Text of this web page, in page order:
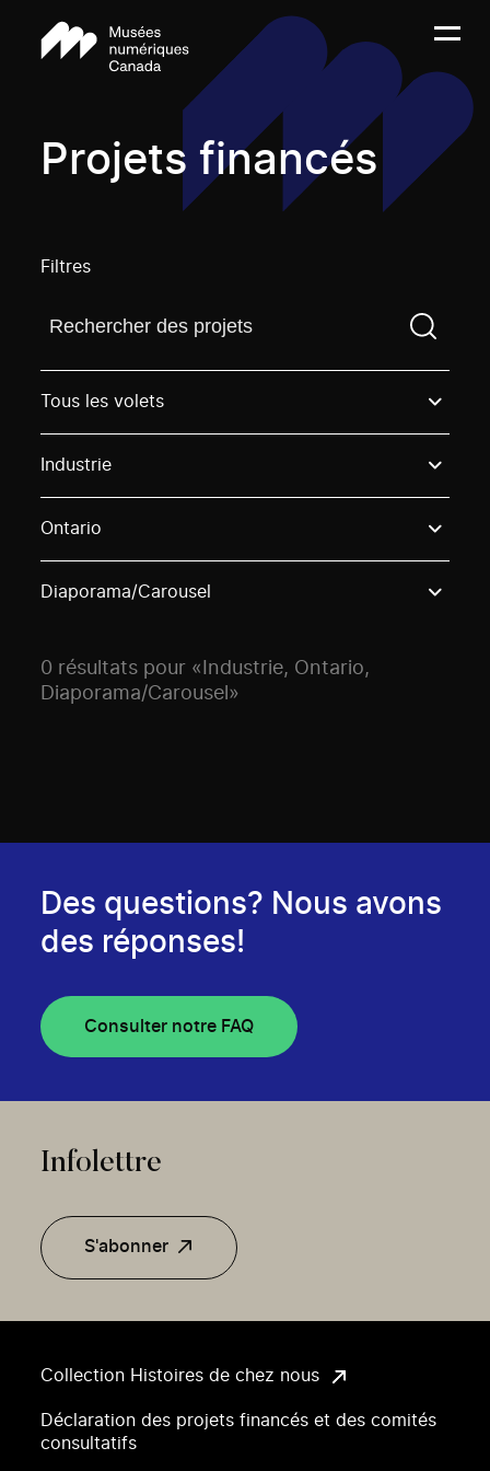
Projets financés
Filtres
Trouvez un projetVous devez saisir un terme de
Tous les volets
Industrie
Ontario
Diaporama/Carousel
0 résultats pour «Industrie, Ontario,
Diaporama/Carousel»
Collection Histoires de chez nous
Déclaration des projets financés et des comités
consultatifs
Des questions? Nous avons
des réponses!
Consulter notre FAQ
Infolettre
S'abonner